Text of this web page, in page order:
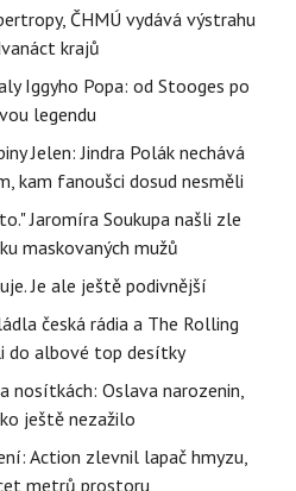
ČHMÚ vydává výstrahu
krajů
Iggyho Popa: od Stooges po
legendu
Jelen: Jindra Polák nechává
kam fanoušci dosud nesměli
Jaromíra Soukupa našli zle
maskovaných mužů
Je ale ještě podivnější
česká rádia a The Rolling
do albové top desítky
nosítkách: Oslava narozenin,
ještě nezažilo
Action zlevnil lapač hmyzu,
metrů prostoru